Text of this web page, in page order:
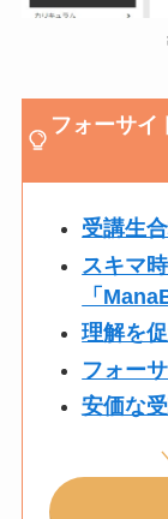
フォーサイ
受講生
スキマ
「
理解を
フォー
安価な